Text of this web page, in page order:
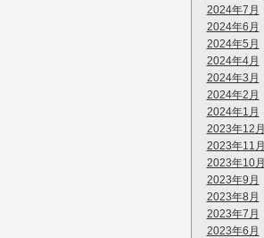
2024年7月
2024年6月
2024年5月
2024年4月
2024年3月
2024年2月
2024年1月
2023年12月
2023年11月
2023年10月
2023年9月
2023年8月
2023年7月
2023年6月